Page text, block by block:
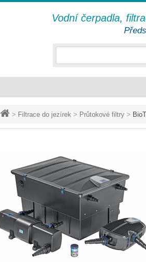
> Filtrace do jezírek > Průtokové filtry >
Vodní čerpadla,